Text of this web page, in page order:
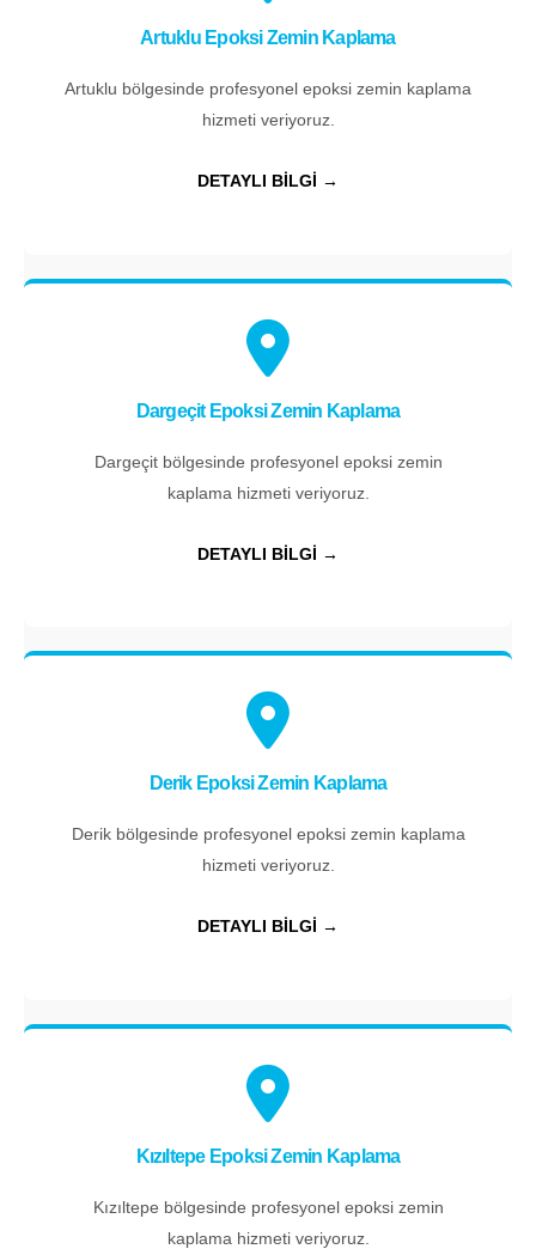
Artuklu Epoksi Zemin Kaplama
Artuklu bölgesinde profesyonel epoksi zemin kaplama
hizmeti veriyoruz.
DETAYLI BİLGİ →
Dargeçit Epoksi Zemin Kaplama
Dargeçit bölgesinde profesyonel epoksi zemin
kaplama hizmeti veriyoruz.
DETAYLI BİLGİ →
Derik Epoksi Zemin Kaplama
Derik bölgesinde profesyonel epoksi zemin kaplama
hizmeti veriyoruz.
DETAYLI BİLGİ →
Kızıltepe Epoksi Zemin Kaplama
Kızıltepe bölgesinde profesyonel epoksi zemin
kaplama hizmeti veriyoruz.